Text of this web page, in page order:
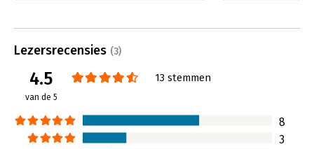
Lezersrecensies (3)
4.5
van de 5
13 stemmen
8
3